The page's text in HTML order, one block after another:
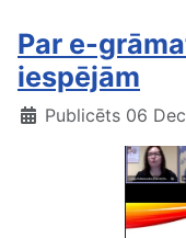
Par e-
iespējām
Publicēts 06